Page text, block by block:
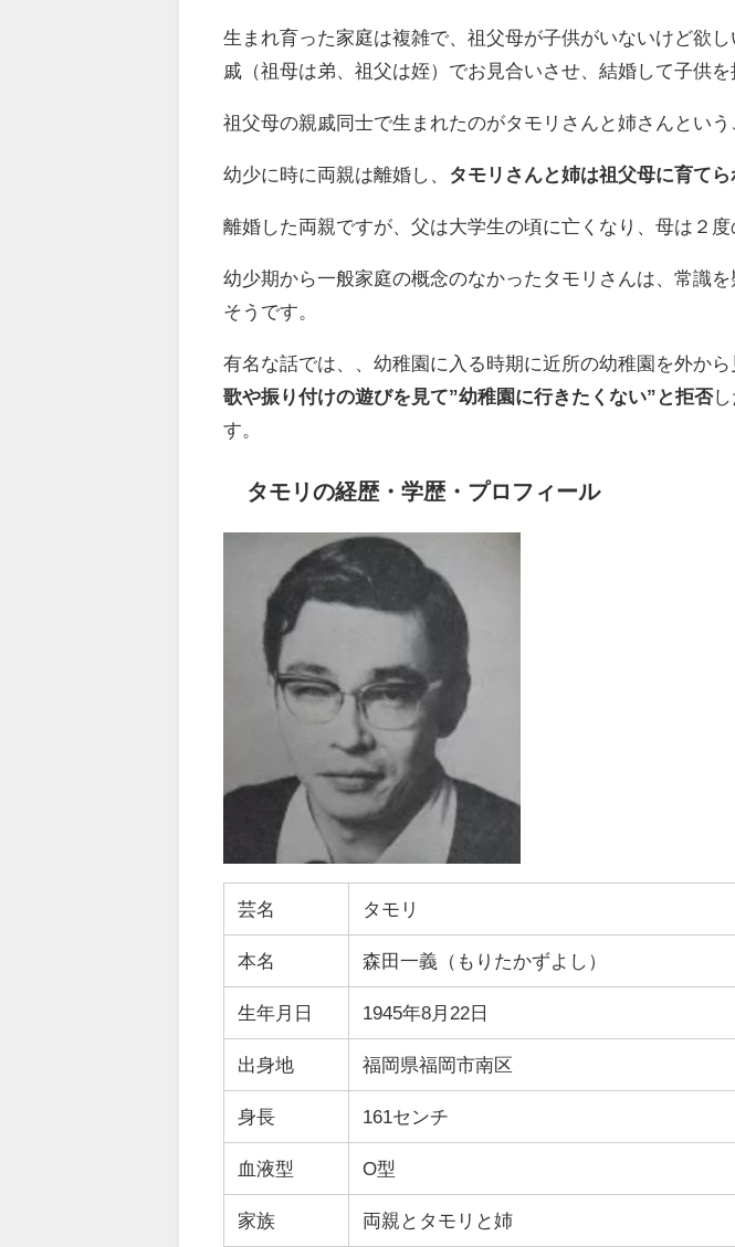
生まれ育った家庭は複雑で、祖父母が子供がいないけど欲
戚（祖母は弟、祖父は姪）でお見合いさせ、結婚して子供を
祖父母の親戚同士で生まれたのがタモリさんと姉さんという
幼少に時に両親は離婚し、 タモリさんと姉は祖父母に育てら
離婚した両親ですが、父は大学生の頃に亡くなり、母は２度
幼少期から一般家庭の概念のなかったタモリさんは、常識
そうです。
有名な話では、 、幼稚園に入る時期に近所の幼稚園を外か
歌や振り付けの遊びを見て”幼稚園に行きたくない”と拒否し
す。
タモリの経歴・学歴・プロフィール
芸名 タモリ
本名 森田一義（もりたかずよし）
生年月日 1945年8月22日
出身地 福岡県福岡市南区
身長 161センチ
血液型 O型
家族 両親とタモリと姉